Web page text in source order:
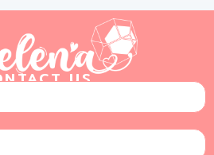
US